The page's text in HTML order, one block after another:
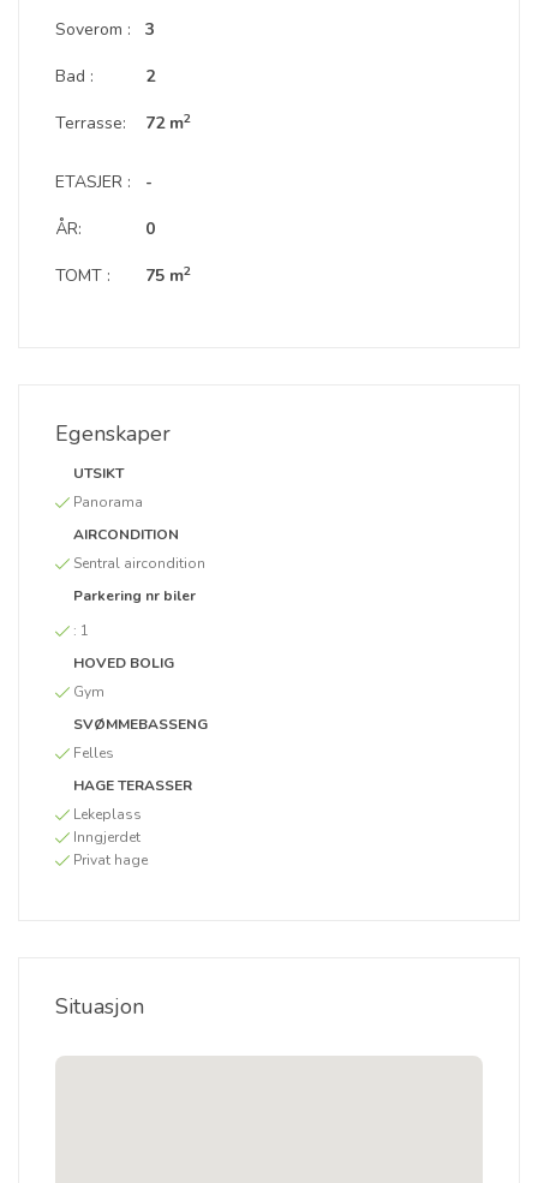
Soverom :
Bad :
Terrasse:
3
2
72 m2
ETASJER :
ÅR:
TOMT :
-
0
75 m2
Egenskaper
UTSIKT
Panorama
AIRCONDITION
Sentral aircondition
Parkering nr biler
: 1
HOVED BOLIG
Gym
SVØMMEBASSENG
Felles
HAGE TERASSER
Lekeplass
Inngjerdet
Privat hage
Situasjon